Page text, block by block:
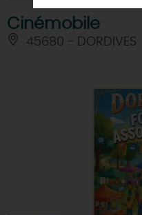
Cinémobile
45680 - DORDIVES